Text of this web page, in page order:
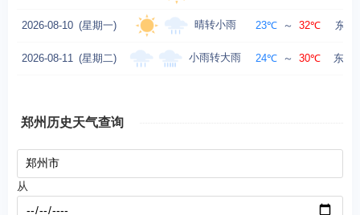
2026-08-10 (星期一) 晴转小雨 23℃ ～ 32℃ 东北
2026-08-11 (星期二) 小雨转大雨 24℃ ～ 30℃ 东北
郑州历史天气查询
从